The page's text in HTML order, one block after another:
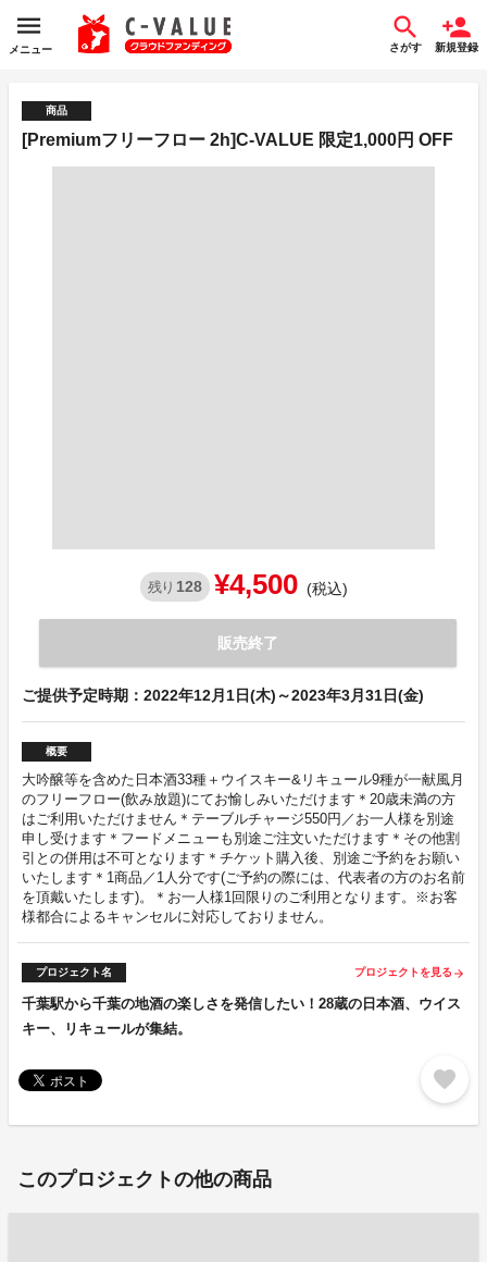
メニュー さがす 新規登録
商品
[Premiumフリーフロー 2h]C-VALUE 限定1,000円 OFF
残り 128 ¥4,500 (税込)
販売終了
ご提供予定時期：2022年12月1日(木)～2023年3月31日(金)
概要
大吟醸等を含めた日本酒33種＋ウイスキー&リキュール9種が一献風月
のフリーフロー(飲み放題)にてお愉しみいただけます＊20歳未満の方
はご利用いただけません＊テーブルチャージ550円／お一人様を別途
申し受けます＊フードメニューも別途ご注文いただけます＊その他割
引との併用は不可となります＊チケット購入後、別途ご予約をお願い
いたします＊1商品／1人分です(ご予約の際には、代表者の方のお名前
を頂戴いたします)。＊お一人様1回限りのご利用となります。※お客
様都合によるキャンセルに対応しておりません。
プロジェクト名 プロジェクトを見る arrow_forward
千葉駅から千葉の地酒の楽しさを発信したい！28蔵の日本酒、ウイス
キー、リキュールが集結。
favorite
このプロジェクトの他の商品